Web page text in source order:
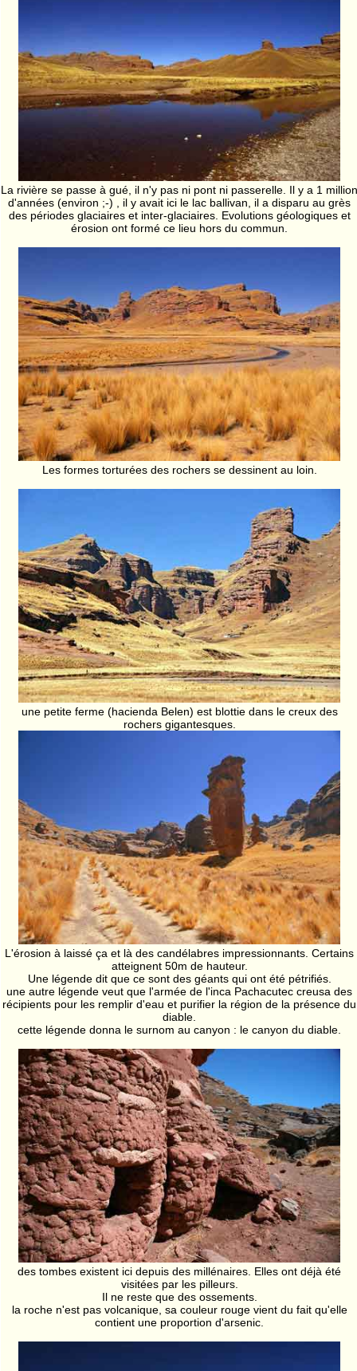
La rivière se passe à gué, il n'y pas ni pont ni passerelle. Il y a 1 million
d'années (environ ;-) , il y avait ici le lac ballivan, il a disparu au grès
des périodes glaciaires et inter-glaciaires. Evolutions géologiques et
érosion ont formé ce lieu hors du commun.
Les formes torturées des rochers se dessinent au loin.
une petite ferme (hacienda Belen) est blottie dans le creux des
rochers gigantesques.
L'érosion à laissé ça et là des candélabres impressionnants. Certains
atteignent 50m de hauteur.
Une légende dit que ce sont des géants qui ont été pétrifiés.
une autre légende veut que l'armée de l'inca Pachacutec creusa des
récipients pour les remplir d'eau et purifier la région de la présence du
diable.
cette légende donna le surnom au canyon : le canyon du diable.
des tombes existent ici depuis des millénaires. Elles ont déjà été
visitées par les pilleurs.
Il ne reste que des ossements.
la roche n'est pas volcanique, sa couleur rouge vient du fait qu'elle
contient une proportion d'arsenic.